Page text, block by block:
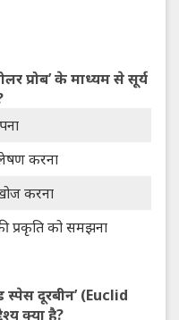
प्रोब’ के माध्यम से सूर्य
करना
करना
प्रकृति को समझना
स्पेस दूरबीन’ (Euclid
क्या है?